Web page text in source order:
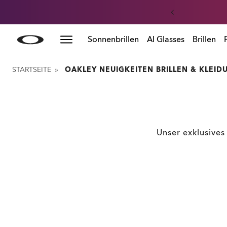
Skip to
main
Sonnenbrillen AI Glasses Brillen
STARTSEITE » OAKLEY NEUIGKEITEN BRILLEN &
Unser